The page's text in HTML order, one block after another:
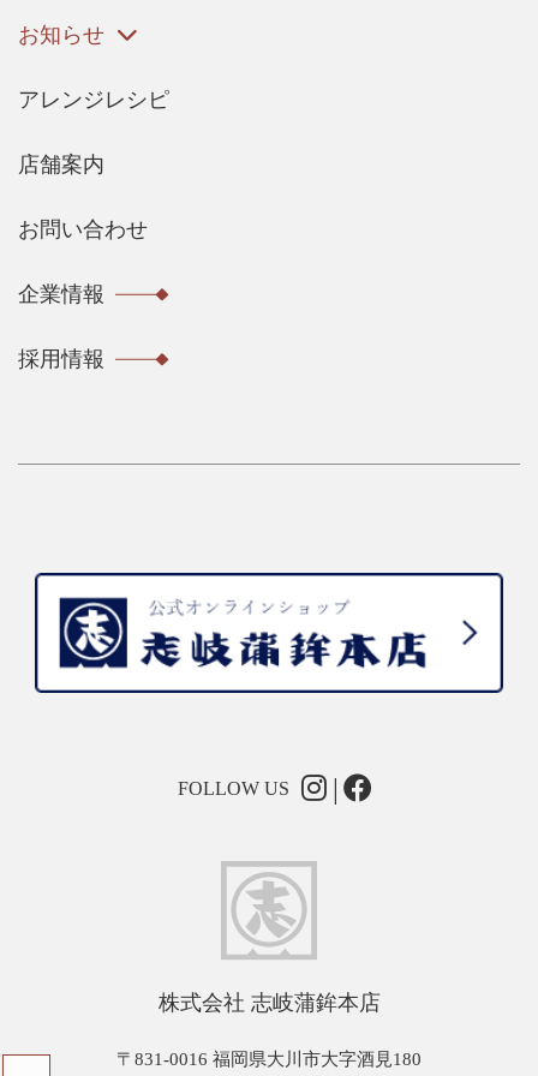
お知らせ
アレンジレシピ
店舗案内
お問い合わせ
企業情報
採用情報
FOLLOW US
株式会社 志岐蒲鉾本店
〒831-0016 福岡県大川市大字酒見180